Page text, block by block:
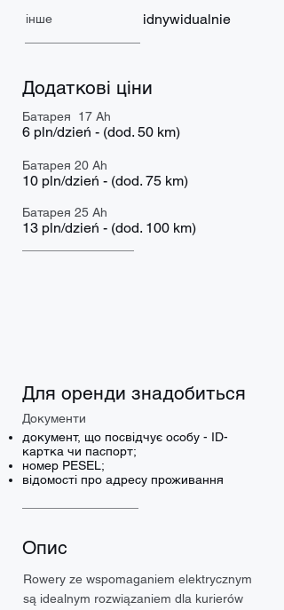
інше idnywidualnie
Додаткові ціни
Батарея 17 Ah
6 pln/dzień - (dod. 50 km)
Батарея 20 Ah
10 pln/dzień - (dod. 75 km)
Батарея 25 Ah
13 pln/dzień - (dod. 100 km)
Для оренди знадобиться
Документи
документ, що посвідчує особу - ID-
картка чи паспорт;
номер PESEL;
відомості про адресу проживання
Опис
Rowery ze wspomaganiem elektrycznym
są idealnym rozwiązaniem dla kurierów